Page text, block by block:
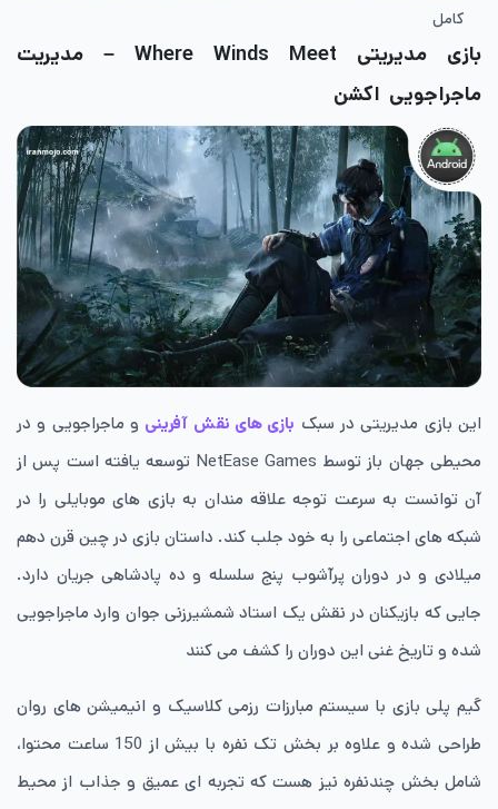
کامل
بازی مدیریتی Where Winds Meet – مدیریت
ماجراجویی اکشن
این بازی مدیریتی در سبک بازی های نقش آفرینی و ماجراجویی و در
محیطی جهان باز توسط NetEase Games توسعه یافته است پس از
آن توانست به سرعت توجه علاقه مندان به بازی های موبایلی را در
شبکه های اجتماعی را به خود جلب کند. داستان بازی در چین قرن دهم
میلادی و در دوران پرآشوب پنج سلسله و ده پادشاهی جریان دارد.
جایی که بازیکنان در نقش یک استاد شمشیرزنی جوان وارد ماجراجویی
شده و تاریخ غنی این دوران را کشف می کنند
گیم پلی بازی با سیستم مبارزات رزمی کلاسیک و انیمیشن های روان
طراحی شده و علاوه بر بخش تک نفره با بیش از 150 ساعت محتوا،
شامل بخش چندنفره نیز هست که تجربه ای عمیق و جذاب از محیط